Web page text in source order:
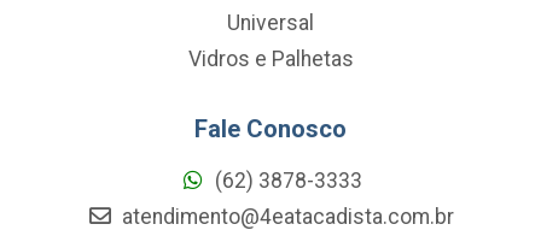
Universal
Vidros e Palhetas
Fale Conosco
(62) 3878-3333
atendimento@4eatacadista.com.br